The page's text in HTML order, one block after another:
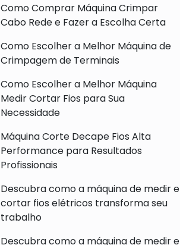
Como Comprar Máquina Crimpar
Cabo Rede e Fazer a Escolha Certa
Como Escolher a Melhor Máquina de
Crimpagem de Terminais
Como Escolher a Melhor Máquina
Medir Cortar Fios para Sua
Necessidade
Máquina Corte Decape Fios Alta
Performance para Resultados
Profissionais
Descubra como a máquina de medir e
cortar fios elétricos transforma seu
trabalho
Descubra como a máquina de medir e